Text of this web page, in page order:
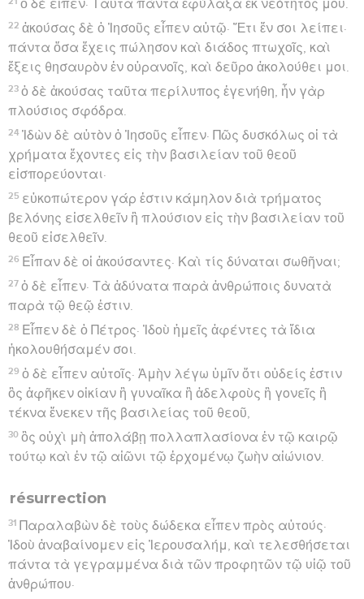
ὁ δὲ εἶπεν· Ταῦτα πάντα ἐφύλαξα ἐκ νεότητος μου.
22 ἀκούσας δὲ ὁ Ἰησοῦς εἶπεν αὐτῷ· Ἔτι ἕν σοι λείπει·
πάντα ὅσα ἔχεις πώλησον καὶ διάδος πτωχοῖς, καὶ
ἕξεις θησαυρὸν ἐν οὐρανοῖς, καὶ δεῦρο ἀκολούθει μοι.
23 ὁ δὲ ἀκούσας ταῦτα περίλυπος ἐγενήθη, ἦν γὰρ
πλούσιος σφόδρα.
24 Ἰδὼν δὲ αὐτὸν ὁ Ἰησοῦς εἶπεν· Πῶς δυσκόλως οἱ τὰ
χρήματα ἔχοντες εἰς τὴν βασιλείαν τοῦ θεοῦ
εἰσπορεύονται·
25 εὐκοπώτερον γάρ ἐστιν κάμηλον διὰ τρήματος
βελόνης εἰσελθεῖν ἢ πλούσιον εἰς τὴν βασιλείαν τοῦ
θεοῦ εἰσελθεῖν.
26 Εἶπαν δὲ οἱ ἀκούσαντες· Καὶ τίς δύναται σωθῆναι;
27 ὁ δὲ εἶπεν· Τὰ ἀδύνατα παρὰ ἀνθρώποις δυνατὰ
παρὰ τῷ θεῷ ἐστιν.
28 Εἶπεν δὲ ὁ Πέτρος· Ἰδοὺ ἡμεῖς ἀφέντες τὰ ἴδια
ἠκολουθήσαμέν σοι.
29 ὁ δὲ εἶπεν αὐτοῖς· Ἀμὴν λέγω ὑμῖν ὅτι οὐδείς ἐστιν
ὃς ἀφῆκεν οἰκίαν ἢ γυναῖκα ἢ ἀδελφοὺς ἢ γονεῖς ἢ
τέκνα ἕνεκεν τῆς βασιλείας τοῦ θεοῦ,
30 ὃς οὐχὶ μὴ ἀπολάβῃ πολλαπλασίονα ἐν τῷ καιρῷ
τούτῳ καὶ ἐν τῷ αἰῶνι τῷ ἐρχομένῳ ζωὴν αἰώνιον.
résurrection
31 Παραλαβὼν δὲ τοὺς δώδεκα εἶπεν πρὸς αὐτούς·
Ἰδοὺ ἀναβαίνομεν εἰς Ἰερουσαλήμ, καὶ τελεσθήσεται
πάντα τὰ γεγραμμένα διὰ τῶν προφητῶν τῷ υἱῷ τοῦ
ἀνθρώπου·